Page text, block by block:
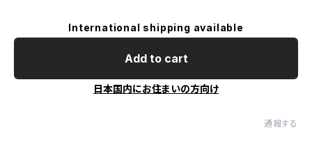
International shipping available
Add to cart
日本国内にお住まいの方向け
通報する